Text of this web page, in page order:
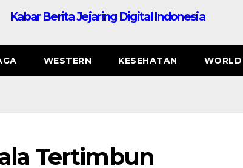
Kabar Berita Jejaring Digital Indonesia
WESTERN KESEHATAN WORLD
Tertimbun